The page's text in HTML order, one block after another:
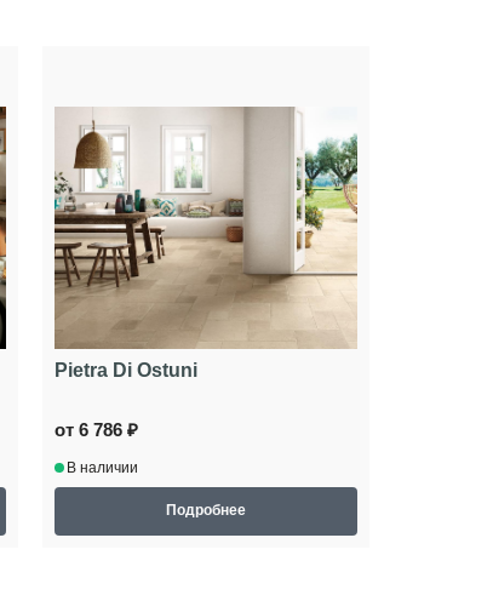
Pietra Di Ostuni
от 6 786 ₽
В наличии
Подробнее